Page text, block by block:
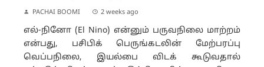
PACHAI BOOMI 2 weeks ago
எல்-நினோ (El Nino) என்னும் பருவநிலை மாற்றம்
என்பது, பசிபிக் பெருங்கடலின் மேற்பரப்பு
வெப்பநிலை, இயல்பை விடக் கூடுவதால்